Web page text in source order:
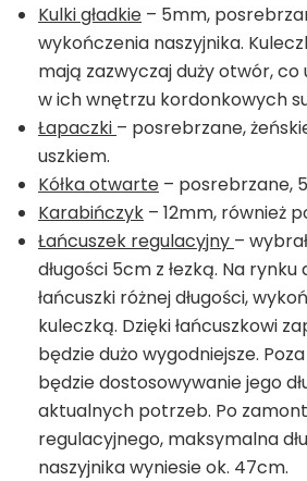
Kulki gładkie – 5mm,
wykończenia naszyjnika.
mają zazwyczaj duży otwór, co
w ich wnętrzu kordonkowych
Łapaczki – posrebrzane,
uszkiem.
Kółka otwarte – posrebrzane,
Karabińczyk – 12mm, również
Łańcuszek regulacyjny –
długości 5cm z łezką. Na
łańcuszki różnej długości,
kuleczką. Dzięki łańcuszkowi
będzie dużo wygodniejsze.
będzie dostosowywanie jego
aktualnych potrzeb. Po
regulacyjnego, maksymalna
naszyjnika wyniesie ok. 47cm.